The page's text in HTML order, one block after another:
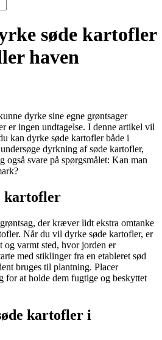
søde kartofler
haven
dyrke sine egne grøntsager
er ingen undtagelse. I denne artikel vil
kan dyrke søde kartofler både i
dyrkning af søde kartofler,
også svare på spørgsmålet: Kan man
kartofler
der kræver lidt ekstra omtanke
Når du vil dyrke søde kartofler, er
varmt sted, hvor jorden er
med stiklinger fra en etableret sød
bruges til plantning. Placer
for at holde dem fugtige og beskyttet
kartofler i